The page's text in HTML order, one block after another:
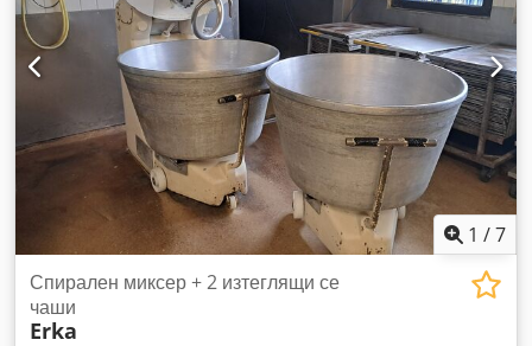
1 /7
Спирален миксер + 2 изтеглящи се
чаши
Erka